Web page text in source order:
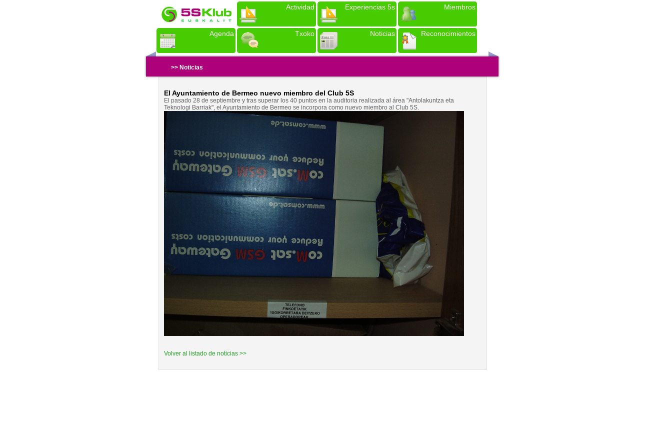
Actividad Experiencias 5s Miembros
Agenda Txoko Noticias Reconocimientos
>> Noticias
El Ayuntamiento de Bermeo nuevo miembro del Club 5S
El pasado 28 de septiembre y tras superar los 40 puntos en la auditoria realizada al área "Antolakuntza eta
Teknologi Barriak", el Ayuntamiento de Bermeo se incorpora como nuevo miembro al Club 5S.
Volver al listado de noticias >>